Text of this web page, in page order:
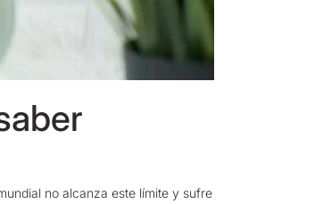
no alcanza este límite y sufre